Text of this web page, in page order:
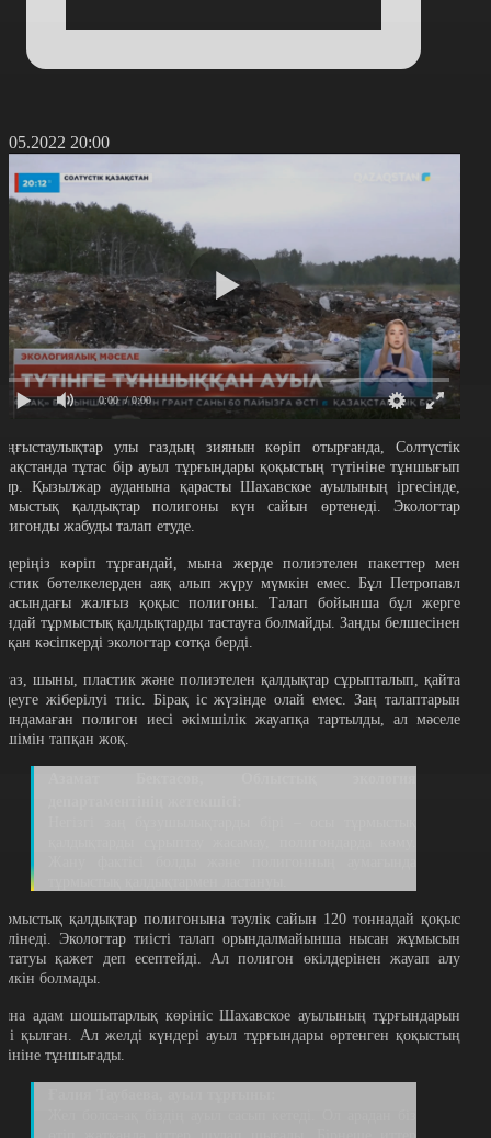
20:00
0:00 / 0:00
улы газдың зиянын көріп отырғанда, Солтүстік
тұтас бір ауыл тұрғындары қоқыстың түтініне тұншығып
Қызылжар ауданына қарасты Шахавское ауылының іргесінде,
қалдықтар полигоны күн сайын өртенеді. Экологтар
жабуды талап етуде.
көріп тұрғандай, мына жерде полиэтелен пакеттер мен
бөтелкелерден аяқ алып жүру мүмкін емес. Бұл Петропавл
жалғыз қоқыс полигоны. Талап бойынша бұл жерге
тұрмыстық қалдықтарды тастауға болмайды. Заңды белшесінен
кәсіпкерді экологтар сотқа берді.
шыны, пластик және полиэтелен қалдықтар сұрыпталып, қайта
жіберілуі тиіс. Бірақ іс жүзінде олай емес. Заң талаптарын
полигон иесі әкімшілік жауапқа тартылды, ал мәселе
тапқан жоқ.
қалдықтар полигонына тәулік сайын 120 тоннадай қоқыс
Экологтар тиісті талап орындалмайынша нысан жұмысын
қажет деп есептейді. Ал полигон өкілдерінен жауап алу
болмады.
адам шошытарлық көрініс Шахавское ауылының тұрғындарын
қылған. Ал желді күндері ауыл тұрғындары өртенген қоқыстың
тұншығады.